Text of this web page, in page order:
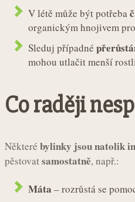
V létě může být potřeba
organickým hnojivem
Sleduj případné
mohou utlačit menší
Co raději
Některé bylinky jsou natolik
pěstovatsamostatně, např.:
Máta – rozrůstá se